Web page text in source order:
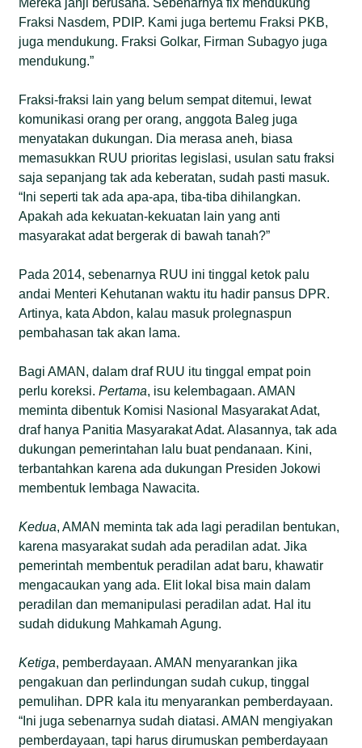
Fraksi Nasdem, PDIP. Kami juga bertemu Fraksi PKB,
juga mendukung. Fraksi Golkar, Firman Subagyo juga
mendukung.”
Fraksi-fraksi lain yang belum sempat ditemui, lewat
komunikasi orang per orang, anggota Baleg juga
menyatakan dukungan. Dia merasa aneh, biasa
memasukkan RUU prioritas legislasi, usulan satu fraksi
saja sepanjang tak ada keberatan, sudah pasti masuk.
“Ini seperti tak ada apa-apa, tiba-tiba dihilangkan.
Apakah ada kekuatan-kekuatan lain yang anti
masyarakat adat bergerak di bawah tanah?”
Pada 2014, sebenarnya RUU ini tinggal ketok palu
andai Menteri Kehutanan waktu itu hadir pansus DPR.
Artinya, kata Abdon, kalau masuk prolegnaspun
pembahasan tak akan lama.
Bagi AMAN, dalam draf RUU itu tinggal empat poin
perlu koreksi.Pertama, isu kelembagaan. AMAN
meminta dibentuk Komisi Nasional Masyarakat Adat,
draf hanya Panitia Masyarakat Adat. Alasannya, tak ada
dukungan pemerintahan lalu buat pendanaan. Kini,
terbantahkan karena ada dukungan Presiden Jokowi
membentuk lembaga Nawacita.
Kedua, AMAN meminta tak ada lagi peradilan bentukan,
karena masyarakat sudah ada peradilan adat. Jika
pemerintah membentuk peradilan adat baru, khawatir
mengacaukan yang ada. Elit lokal bisa main dalam
peradilan dan memanipulasi peradilan adat. Hal itu
sudah didukung Mahkamah Agung.
Ketiga, pemberdayaan. AMAN menyarankan jika
pengakuan dan perlindungan sudah cukup, tinggal
pemulihan. DPR kala itu menyarankan pemberdayaan.
“Ini juga sebenarnya sudah diatasi. AMAN mengiyakan
pemberdayaan, tapi harus dirumuskan pemberdayaan